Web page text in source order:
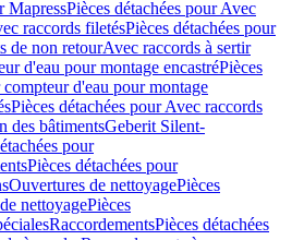
MapressPièces détachées pour Avec
raccords filetésPièces détachées pour
de non retourAvec raccords à sertir
d'eau pour montage encastréPièces
d'eau pour montage
Pièces détachées pour Avec raccords
des bâtimentsGeberit Silent-
pour
Pièces détachées pour
Ouvertures de nettoyagePièces
nettoyagePièces
RaccordementsPièces détachées